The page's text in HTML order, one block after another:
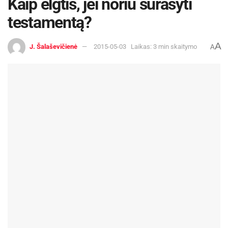
Kaip elgtis, jei noriu surašyti
testamentą?
J. Šalaševičienė 2015-05-03 Laikas: 3 min skaitymo AA